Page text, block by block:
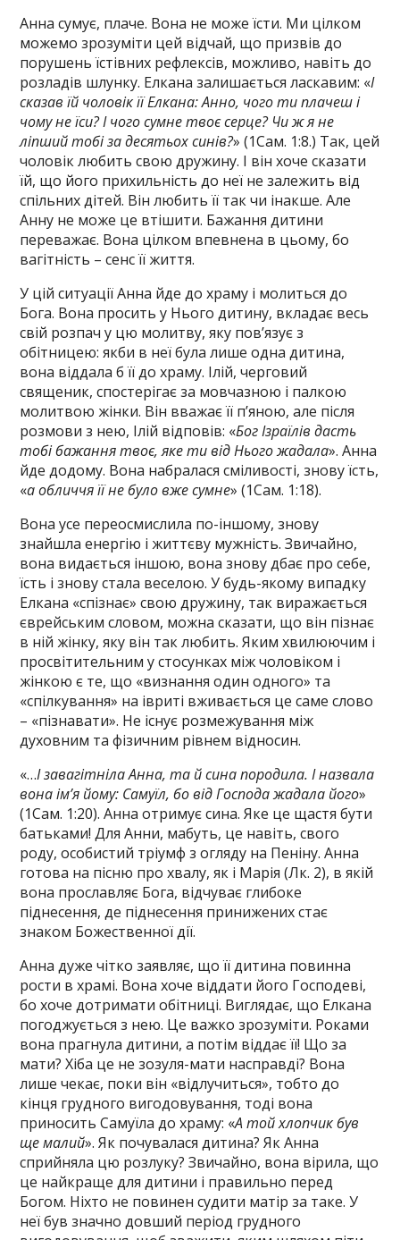
Анна сумує, плаче. Вона не може їсти. Ми цілком
можемо зрозуміти цей відчай, що призвів до
порушень їстівних рефлексів, можливо, навіть до
розладів шлунку. Елкана залишається ласкавим: «І
сказав їй чоловік її Елкана: Анно, чого ти плачеш і
чому не їси? І чого сумне твоє серце? Чи ж я не
ліпший тобі за десятьох синів?» (1Сам. 1:8.) Так, цей
чоловік любить свою дружину. І він хоче сказати
їй, що його прихильність до неї не залежить від
спільних дітей. Він любить її так чи інакше. Але
Анну не може це втішити. Бажання дитини
переважає. Вона цілком впевнена в цьому, бо
вагітність – сенс її життя.
У цій ситуації Анна йде до храму і молиться до
Бога. Вона просить у Нього дитину, вкладає весь
свій розпач у цю молитву, яку пов’язує з
обітницею: якби в неї була лише одна дитина,
вона віддала б її до храму. Ілій, черговий
священик, спостерігає за мовчазною і палкою
молитвою жінки. Він вважає її п’яною, але після
розмови з нею, Ілій відповів: «Бог Ізраїлів дасть
тобі бажання твоє, яке ти від Нього жадала». Анна
йде додому. Вона набралася сміливості, знову їсть,
«а обличчя її не було вже сумне» (1Сам. 1:18).
Вона усе переосмислила по-іншому, знову
знайшла енергію і життєву мужність. Звичайно,
вона видається іншою, вона знову дбає про себе,
їсть і знову стала веселою. У будь-якому випадку
Елкана «спізнає» свою дружину, так виражається
єврейським словом, можна сказати, що він пізнає
в ній жінку, яку він так любить. Яким хвилюючим і
просвітительним у стосунках між чоловіком і
жінкою є те, що «визнання один одного» та
«спілкування» на івриті вживається це саме слово
– «пізнавати». Не існує розмежування між
духовним та фізичним рівнем відносин.
«…І завагітніла Анна, та й сина породила. І назвала
вона ім’я йому: Самуїл, бо від Господа жадала його»
(1Сам. 1:20). Анна отримує сина. Яке це щастя бути
батьками! Для Анни, мабуть, це навіть, свого
роду, особистий тріумф з огляду на Пеніну. Анна
готова на пісню про хвалу, як і Марія (Лк. 2), в якій
вона прославляє Бога, відчуває глибоке
піднесення, де піднесення принижених стає
знаком Божественної дії.
Анна дуже чітко заявляє, що її дитина повинна
рости в храмі. Вона хоче віддати його Господеві,
бо хоче дотримати обітниці. Виглядає, що Елкана
погоджується з нею. Це важко зрозуміти. Роками
вона прагнула дитини, а потім віддає її! Що за
мати? Хіба це не зозуля-мати насправді? Вона
лише чекає, поки він «відлучиться», тобто до
кінця грудного вигодовування, тоді вона
приносить Самуїла до храму: «А той хлопчик був
ще малий». Як почувалася дитина? Як Анна
сприйняла цю розлуку? Звичайно, вона вірила, що
це найкраще для дитини і правильно перед
Богом. Ніхто не повинен судити матір за таке. У
неї був значно довший період грудного